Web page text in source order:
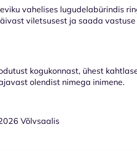
vahelises lugudelabürindis
viletsusest ja saada vastuse
kogukonnast, ühest
olendist nimega inimene.
Võlvsaalis